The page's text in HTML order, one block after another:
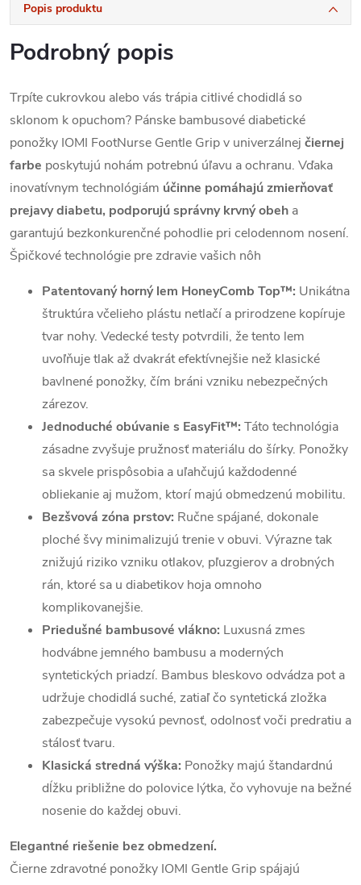
Popis produktu
Podrobný popis
Trpíte cukrovkou alebo vás trápia citlivé chodidlá so
sklonom k opuchom? Pánske bambusové diabetické
ponožky IOMI FootNurse Gentle Grip v univerzálnej čiernej
farbe poskytujú nohám potrebnú úľavu a ochranu. Vďaka
inovatívnym technológiám účinne pomáhajú zmierňovať
prejavy diabetu, podporujú správny krvný obeh a
garantujú bezkonkurenčné pohodlie pri celodennom nosení.
Špičkové technológie pre zdravie vašich nôh
Patentovaný horný lem HoneyComb Top™: Unikátna
štruktúra včelieho plástu netlačí a prirodzene kopíruje
tvar nohy. Vedecké testy potvrdili, že tento lem
uvoľňuje tlak až dvakrát efektívnejšie než klasické
bavlnené ponožky, čím bráni vzniku nebezpečných
zárezov.
Jednoduché obúvanie s EasyFit™: Táto technológia
zásadne zvyšuje pružnosť materiálu do šírky. Ponožky
sa skvele prispôsobia a uľahčujú každodenné
obliekanie aj mužom, ktorí majú obmedzenú mobilitu.
Bezšvová zóna prstov: Ručne spájané, dokonale
ploché švy minimalizujú trenie v obuvi. Výrazne tak
znižujú riziko vzniku otlakov, pľuzgierov a drobných
rán, ktoré sa u diabetikov hoja omnoho
komplikovanejšie.
Priedušné bambusové vlákno: Luxusná zmes
hodvábne jemného bambusu a moderných
syntetických priadzí. Bambus bleskovo odvádza pot a
udržuje chodidlá suché, zatiaľ čo syntetická zložka
zabezpečuje vysokú pevnosť, odolnosť voči predratiu a
stálosť tvaru.
Klasická stredná výška: Ponožky majú štandardnú
dĺžku približne do polovice lýtka, čo vyhovuje na bežné
nosenie do každej obuvi.
Elegantné riešenie bez obmedzení.
Čierne zdravotné ponožky IOMI Gentle Grip spájajú